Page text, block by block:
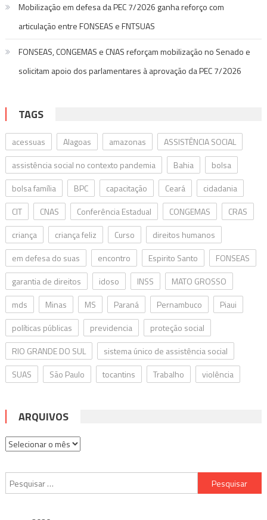
Mobilização em defesa da PEC 7/2026 ganha reforço com
articulação entre FONSEAS e FNTSUAS
FONSEAS, CONGEMAS e CNAS reforçam mobilização no Senado e
solicitam apoio dos parlamentares à aprovação da PEC 7/2026
TAGS
acessuas Alagoas amazonas
ASSISTÊNCIA SOCIAL
assistência social no contexto pandemia
Bahia
bolsa
bolsa família
BPC capacitação Ceará
cidadania
CIT
CNAS Conferência Estadual CONGEMAS
CRAS
criança
criança feliz Curso
direitos humanos
em defesa do suas
encontro Espirito Santo
FONSEAS
garantia de direitos
idoso INSS
MATO GROSSO
mds
Minas MS Paraná Pernambuco
Piaui
políticas públicas
previdencia
proteção social
RIO GRANDE DO SUL
sistema único de assistência social
SUAS
São Paulo tocantins Trabalho violência
ARQUIVOS
Arquivos
Pesquisar
por: